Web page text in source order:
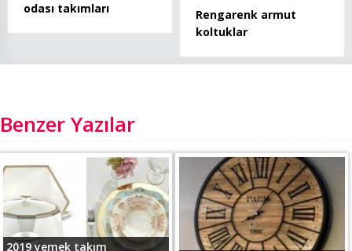
odası takımları
Rengarenk armut
koltuklar
Benzer Yazılar
2019 yemek takım